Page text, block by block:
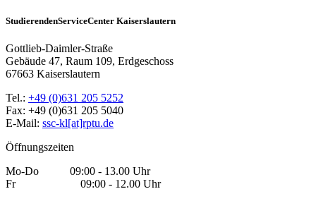
StudierendenServiceCenter Kaiserslautern
Gottlieb-Daimler-Straße
Gebäude 47, Raum 109, Erdgeschoss
67663 Kaiserslautern
Tel.: +49 (0)631 205 5252
Fax: +49 (0)631 205 5040
E-Mail: ssc-kl[at]rptu.de
Öffnungszeiten
Mo-Do 09:00 - 13.00 Uhr
Fr 09:00 - 12.00 Uhr